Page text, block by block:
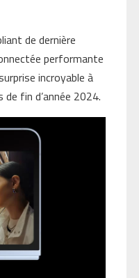
de dernière
performante
incroyable à
fin d’année 2024.